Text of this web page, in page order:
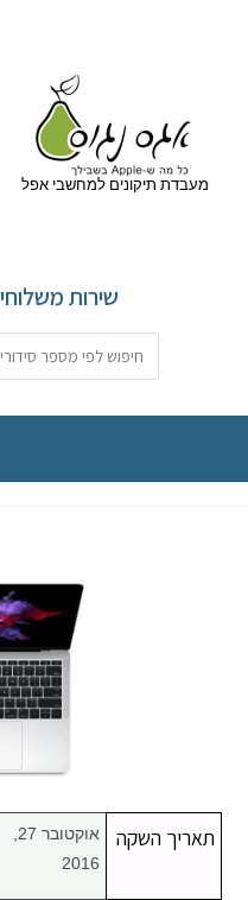
מעבדת תיקונים למחשבי אפל
שירות
מחשבי אפל משומשים
חלקים למק | Apple
תאריך השקה
אוקטובר 27,
2016